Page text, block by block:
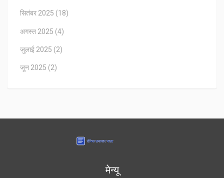
सितंबर 2025 (18)
अगस्त 2025 (4)
जुलाई 2025 (2)
जून 2025 (2)
मेन्यू